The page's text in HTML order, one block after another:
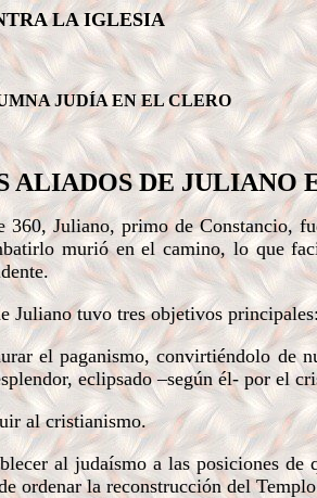
LA IGLESIA
JUDÍA EN EL CLERO
ALIADOS DE JULIANO
Juliano, primo de Constancio,
murió en el camino, lo que
tuvo tres objetivos
el paganismo, convirtiéndolo
eclipsado –según él- por el
al cristianismo.
al judaísmo a las posiciones
ordenar la reconstrucción del